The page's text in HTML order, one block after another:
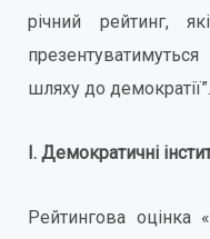
річний рейтинг,
шляху до демократії”.
I. Демократичні
Рейтингова оцінка